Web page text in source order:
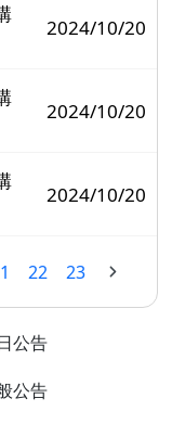
2024/10/20
2024/10/20
2024/10/20
22 23
公告
公告